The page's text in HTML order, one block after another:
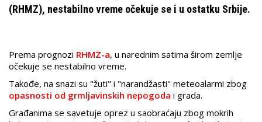
(RHMZ), nestabilno vreme očekuje se i u ostatku Srbije.
Prema prognozi RHMZ-a, u narednim satima širom zemlje
očekuje se nestabilno vreme.
Takođe, na snazi su "žuti" i "narandžasti" meteoalarmi zbog
opasnosti od grmljavinskih nepogoda i grada.
Građanima se savetuje oprez u saobraćaju zbog mokrih